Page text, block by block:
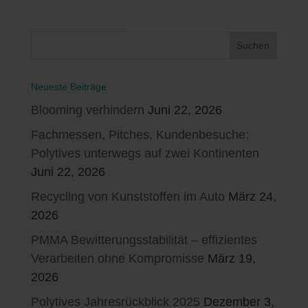
Neueste Beiträge
Blooming verhindern Juni 22, 2026
Fachmessen, Pitches, Kundenbesuche:
Polytives unterwegs auf zwei Kontinenten
Juni 22, 2026
Recycling von Kunststoffen im Auto März 24,
2026
PMMA Bewitterungsstabilität – effizientes
Verarbeiten ohne Kompromisse März 19,
2026
Polytives Jahresrückblick 2025 Dezember 3,